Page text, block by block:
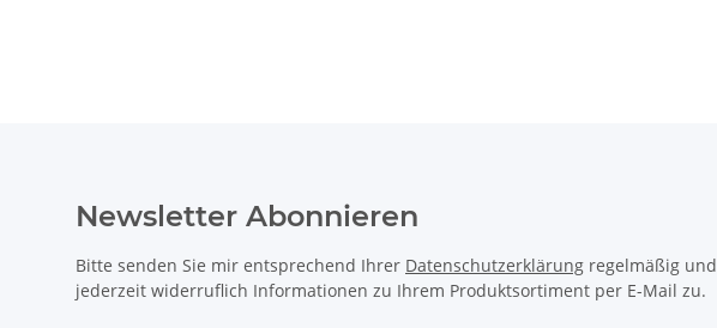
Newsletter Abonnieren
Bitte senden Sie mir entsprechend Ihrer Datenschutzerklärung regelmäßig und
jederzeit widerruflich Informationen zu Ihrem Produktsortiment per E-Mail zu.